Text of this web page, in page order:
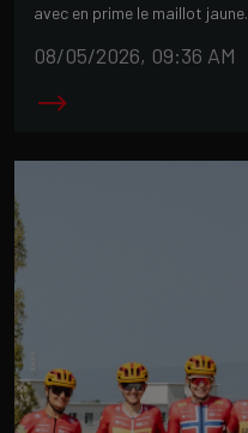
avec en prime le maillot jaune.
08/05/2026, 09:36 AM